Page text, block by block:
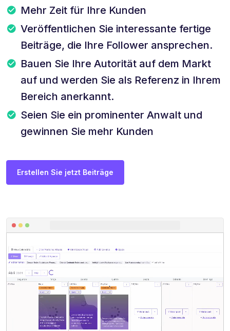
Mehr Zeit für Ihre Kunden
Veröffentlichen Sie interessante fertige
Beiträge, die Ihre Follower ansprechen.
Bauen Sie Ihre Autorität auf dem Markt
auf und werden Sie als Referenz in Ihrem
Bereich anerkannt.
Seien Sie ein prominenter Anwalt und
gewinnen Sie mehr Kunden
Erstellen Sie jetzt Beiträge